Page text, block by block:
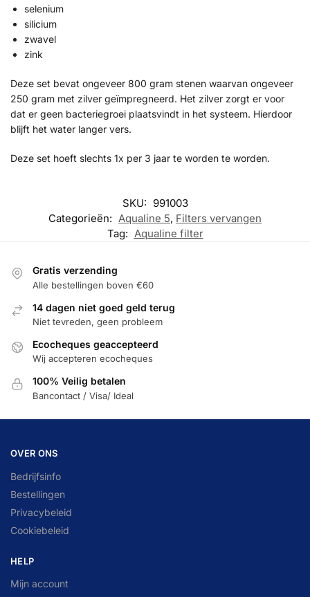
selenium
silicium
zwavel
zink
Deze set bevat ongeveer 800 gram stenen waarvan ongeveer
250 gram met zilver geïmpregneerd. Het zilver zorgt er voor
dat er geen bacteriegroei plaatsvindt in het systeem. Hierdoor
blijft het water langer vers.
Deze set hoeft slechts 1x per 3 jaar te worden te worden.
SKU: 991003
Categorieën: Aqualine 5, Filters vervangen
Tag: Aqualine filter
Gratis verzending
Alle bestellingen boven €60
14 dagen niet goed geld terug
Niet tevreden, geen probleem
Ecocheques geaccepteerd
Wij accepteren ecocheques
100% Veilig betalen
Bancontact / Visa/ Ideal
OVER ONS
Bedrijfsinfo
Bestellingen
Privacybeleid
Cookiebeleid
HELP
Mijn account